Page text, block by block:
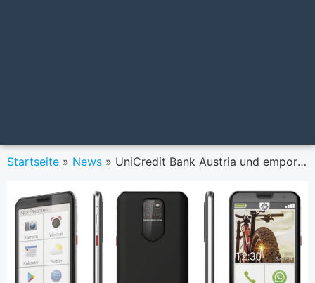
Startseite » News » UniCredit Bank Austria und emporia bieten das erste Seniorenhandy speziell für Internetbanking an